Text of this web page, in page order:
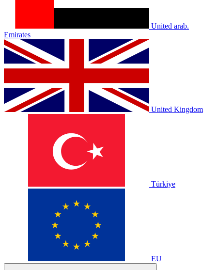
United arab.
Emirates
United Kingdom
Türkiye
EU